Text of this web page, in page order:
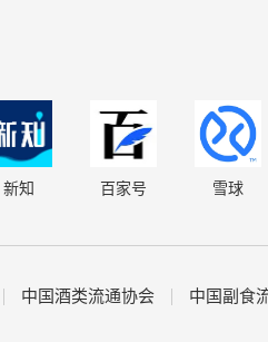
新知 百家号 雪球
中国酒类流通协会 中国副食